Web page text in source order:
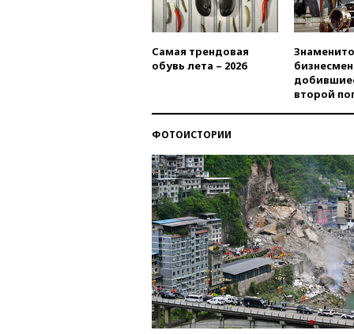
Самая трендовая
обувь лета – 2026
второй
ФОТОИСТОРИИ